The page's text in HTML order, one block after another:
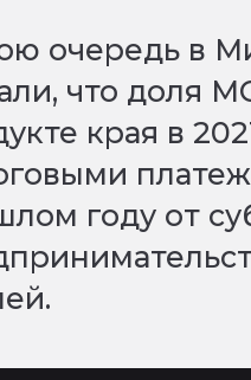
очередь в
что доля
края в
году от